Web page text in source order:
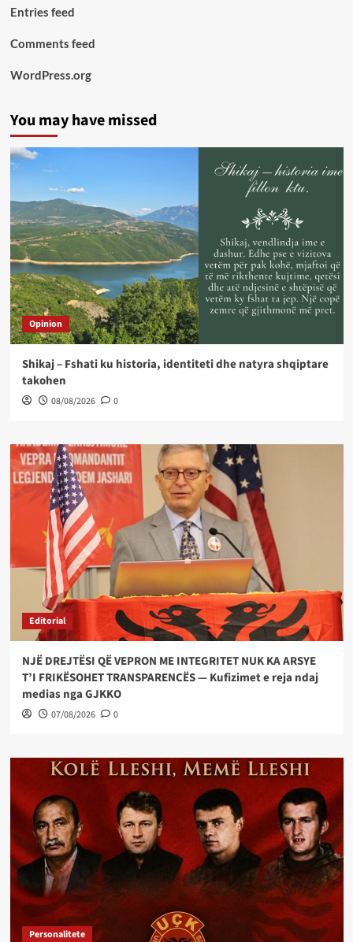
Entries feed
Comments feed
WordPress.org
You may have missed
Opinion
Shikaj – Fshati ku historia, identiteti dhe natyra shqiptare
takohen
08/08/2026 0
Editorial
NJË DREJTËSI QË VEPRON ME INTEGRITET NUK KA ARSYE
T’I FRIKËSOHET TRANSPARENCËS — Kufizimet e reja ndaj
medias nga GJKKO
07/08/2026 0
Personalitete